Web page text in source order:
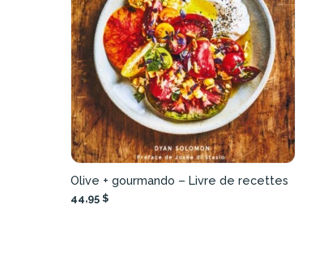
Olive + gourmando – Livre de recettes
44,95 $